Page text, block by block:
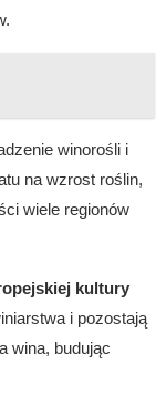
winorośli i
na wzrost roślin,
wiele regionów
kultury
i pozostają
wina, budując